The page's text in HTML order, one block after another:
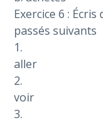
Exercice 6 :
passés suivants
1.
aller
2.
voir
3.